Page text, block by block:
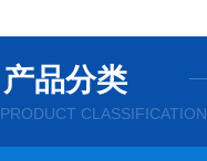
产品分类
PRODUCT CLASSIFICATION